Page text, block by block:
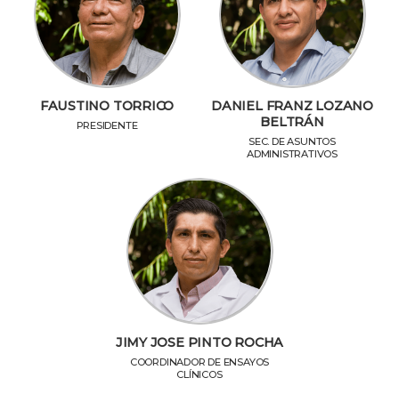
FAUSTINO TORRICO
PRESIDENTE
DANIEL FRANZ LOZANO
BELTRÁN
SEC. DE ASUNTOS
ADMINISTRATIVOS
JIMY JOSE PINTO ROCHA
COORDINADOR DE ENSAYOS
CLÍNICOS